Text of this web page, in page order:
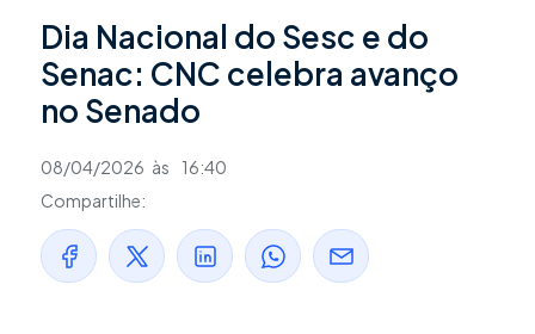
Dia Nacional do Sesc e do
Senac: CNC celebra avanço
no Senado
08/04/2026 às
16:40
Compartilhe: